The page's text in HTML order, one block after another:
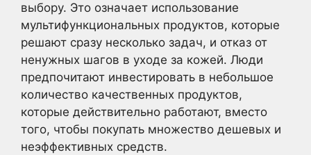
выбору. Это означает использование
мультифункциональных продуктов, которые
решают сразу несколько задач, и отказ от
ненужных шагов в уходе за кожей. Люди
предпочитают инвестировать в небольшое
количество качественных продуктов,
которые действительно работают, вместо
того, чтобы покупать множество дешевых и
неэффективных средств.